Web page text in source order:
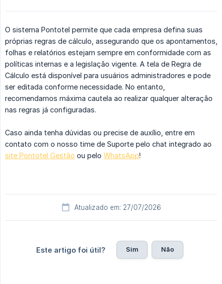
O sistema Pontotel permite que cada empresa defina suas
próprias regras de cálculo, assegurando que os apontamentos,
folhas e relatórios estejam sempre em conformidade com as
políticas internas e a legislação vigente. A tela de Regra de
Cálculo está disponível para usuários administradores e pode
ser editada conforme necessidade. No entanto,
recomendamos máxima cautela ao realizar qualquer alteração
nas regras já configuradas.
Caso ainda tenha dúvidas ou precise de auxílio, entre em
contato com o nosso time de Suporte pelo chat integrado ao
site Pontotel Gestão ou pelo WhatsApp!
Atualizado em: 27/07/2026
Este artigo foi útil? Sim Não